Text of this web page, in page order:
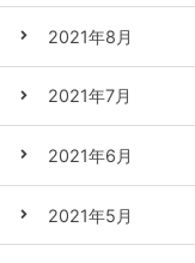
2021年8月
2021年7月
2021年6月
2021年5月